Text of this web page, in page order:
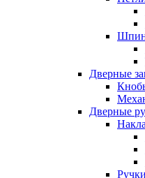
Дверные
Дверные